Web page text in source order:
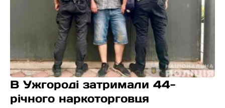
В Ужгороді затримали 44-
річного наркоторговця